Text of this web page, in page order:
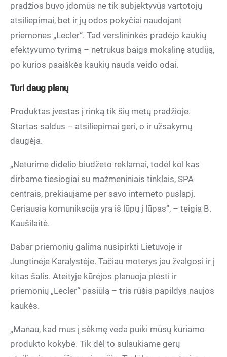
pradžios buvo įdomūs ne tik subjektyvūs vartotojų
atsiliepimai, bet ir jų odos pokyčiai naudojant
priemones „Lecler“. Tad verslininkės pradėjo kaukių
efektyvumo tyrimą – netrukus baigs mokslinę studiją,
po kurios paaiškės kaukių nauda veido odai.
Turi daug planų
Produktas įvestas į rinką tik šių metų pradžioje.
Startas saldus – atsiliepimai geri, o ir užsakymų
daugėja.
„Neturime didelio biudžeto reklamai, todėl kol kas
dirbame tiesiogiai su mažmeniniais tinklais, SPA
centrais, prekiaujame per savo interneto puslapį.
Geriausia komunikacija yra iš lūpų į lūpas“, – teigia B.
Kaušilaitė.
Dabar priemonių galima nusipirkti Lietuvoje ir
Jungtinėje Karalystėje. Tačiau moterys jau žvalgosi ir į
kitas šalis. Ateityje kūrėjos planuoja plėsti ir
priemonių „Lecler“ pasiūlą – tris rūšis papildys naujos
kaukės.
„Manau, kad mus į sėkmę veda puiki mūsų kuriamo
produkto kokybė. Tik dėl to sulaukiame gerų